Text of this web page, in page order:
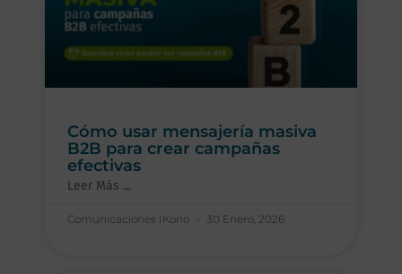
Cómo usar mensajería masiva
B2B para crear campañas
efectivas
Leer Más ...
Comunicaciones IKono 30 Enero, 2026